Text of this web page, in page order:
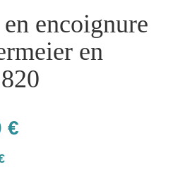
encoignure
en
€